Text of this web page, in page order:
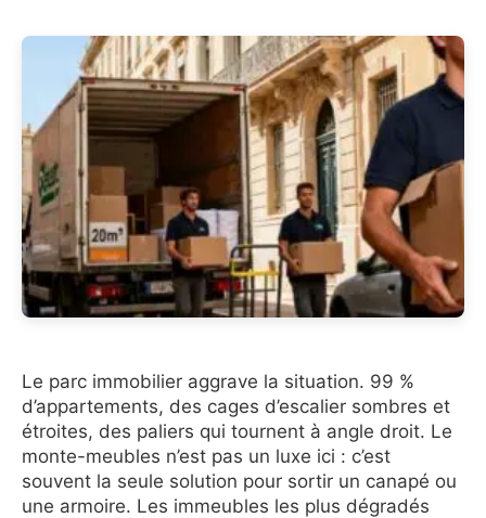
Le parc immobilier aggrave la situation. 99 %
d’appartements, des cages d’escalier sombres et
étroites, des paliers qui tournent à angle droit. Le
monte-meubles n’est pas un luxe ici : c’est
souvent la seule solution pour sortir un canapé ou
une armoire. Les immeubles les plus dégradés